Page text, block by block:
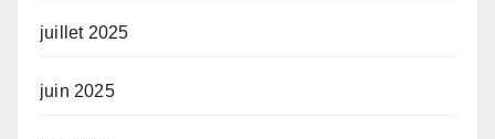
juillet 2025
juin 2025